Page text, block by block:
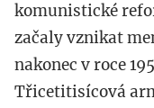
komunistické
začaly vznikat
nakonec v roce
Třicetitisícová